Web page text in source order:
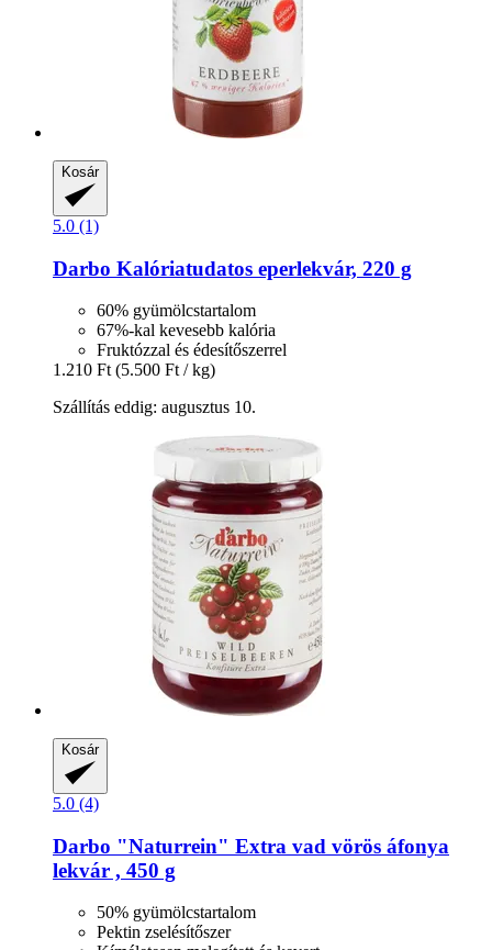
Kosár
5.0 (1)
Darbo Kalóriatudatos eperlekvár, 220 g
60% gyümölcstartalom
67%-kal kevesebb kalória
Fruktózzal és édesítőszerrel
1.210 Ft (5.500 Ft / kg)
Szállítás eddig: augusztus 10.
Kosár
5.0 (4)
Darbo "Naturrein" Extra vad vörös áfonya
lekvár , 450 g
50% gyümölcstartalom
Pektin zselésítőszer